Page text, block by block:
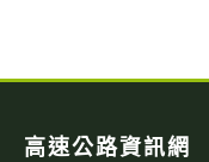
高速公路資訊網